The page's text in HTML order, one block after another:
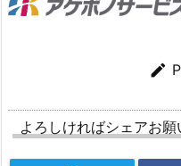

よろしければシェアお願